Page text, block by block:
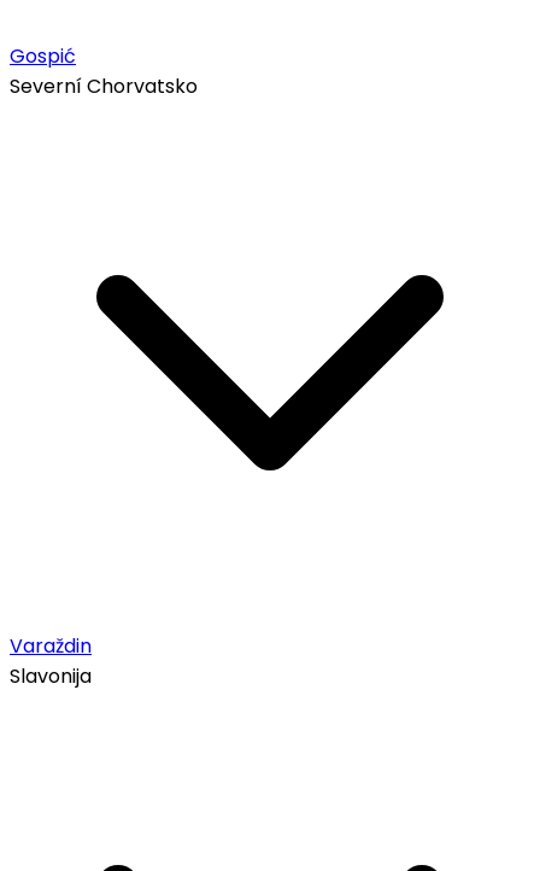
Gospić
Severní Chorvatsko
Varaždin
Slavonija